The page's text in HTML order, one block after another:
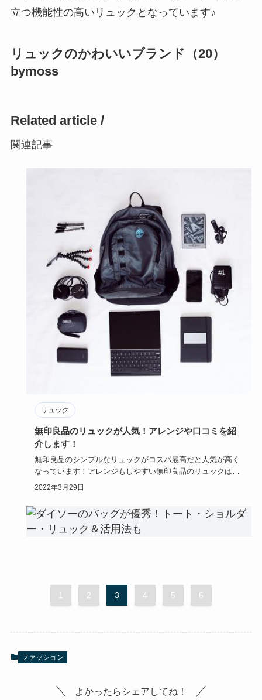
立つ機能性の高いリュックとなっています♪
リュックのかわいいブランド（20）
bymoss
Related article /
関連記事
リュック
無印良品のリュックが人気！アレンジや口コミを紹
介します！
無印良品のシンプルなリュックがコスパ最高だと人気が高く
なっています！アレンジもしやすい無印良品のリュックは、
子供を連れて歩…
2022年3月29日
1 2 3 4 5 6
ファッション
よかったらシェアしてね！